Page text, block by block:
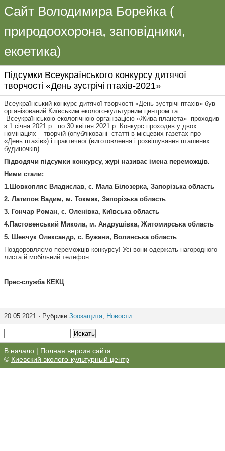
Сайт Володимира Борейка (
природоохорона, заповідники,
екоетика)
Підсумки Всеукраїнського конкурсу дитячої
творчості «День зустрічі птахів-2021»
Всеукраїнський конкурс дитячої творчості «День зустрічі птахів» був
організований Київським еколого-культурним центром та
Всеукраїнською екологічною організацією «Жива планета» проходив
з 1 січня 2021 р. по 30 квітня 2021 р. Конкурс проходив у двох
номінаціях – творчій (опубліковані статті в місцевих газетах про
«День птахів») і практичної (виготовлення і розвішування пташиних
будиночків).
Підводячи підсумки конкурсу, журі називає імена переможців.
Ними стали:
1.Шовкопляс Владислав, с. Мала Білозерка, Запорізька область
2. Латипов Вадим, м. Токмак, Запорізька область
3. Гончар Роман, с. Оленівка, Київська область
4.Пастовенський Микола, м. Андрушівка, Житомирська область
5. Шевчук Олександр, с. Бужани, Волинська область
Поздоровляємо переможців конкурсу! Усі вони одержать нагородного
листа й мобільний телефон.
Прес-служба КЕКЦ
20.05.2021 · Рубрики Зоозащита, Новости
В начало | Полная версия сайта
© Киевский эколого-культурный центр